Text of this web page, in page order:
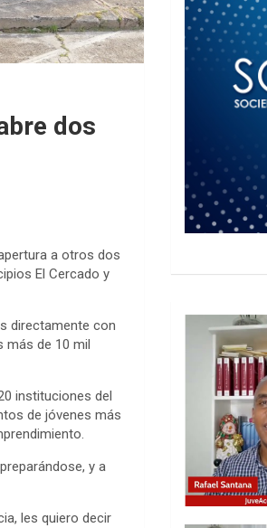
dos
a otros dos
El Cercado y
directamente con
más de 10 mil
instituciones del
de jóvenes más
y a
les quiero decir